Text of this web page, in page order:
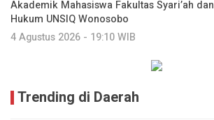
Akademik Mahasiswa Fakultas Syari’ah dan
Hukum UNSIQ Wonosobo
4 Agustus 2026 - 19:10 WIB
Trending di Daerah